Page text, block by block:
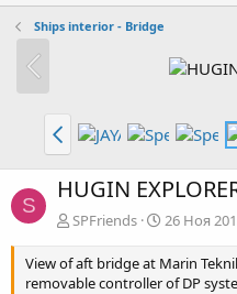
Ships interior - Bridge
S
HUGIN
SPFriends 26 Ноя
View of aft bridge at Marin
removable controller of DP